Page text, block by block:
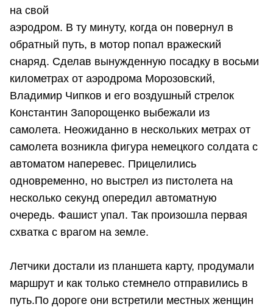
на свой
аэродром. В ту минуту, когда он повернул в
обратный путь, в мотор попал вражеский
снаряд. Сделав вынужденную посадку в восьми
километрах от аэродрома Морозовский,
Владимир Чипков и его воздушный стрелок
Константин Запорощенко выбежали из
самолета. Неожиданно в нескольких метрах от
самолета возникла фигура немецкого солдата с
автоматом наперевес. Прицелились
одновременно, но выстрел из пистолета на
несколько секунд опередил автоматную
очередь. Фашист упал. Так произошла первая
схватка с врагом на земле.
Летчики достали из планшета карту, продумали
маршрут и как только стемнело отправились в
путь.По дороге они встретили местных женщин